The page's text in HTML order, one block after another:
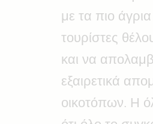
με τα πιο
τουρίστες
και να
εξαιρετικά
οικοτόπων. Η